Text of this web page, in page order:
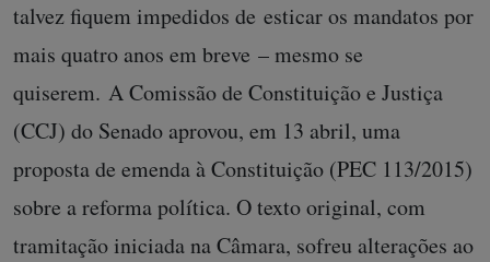
talvez fiquem impedidos de esticar os mandatos por
mais quatro anos em breve – mesmo se
quiserem. A Comissão de Constituição e Justiça
(CCJ) do Senado aprovou, em 13 abril, uma
proposta de emenda à Constituição (PEC 113/2015)
sobre a reforma política. O texto original, com
tramitação iniciada na Câmara, sofreu alterações ao